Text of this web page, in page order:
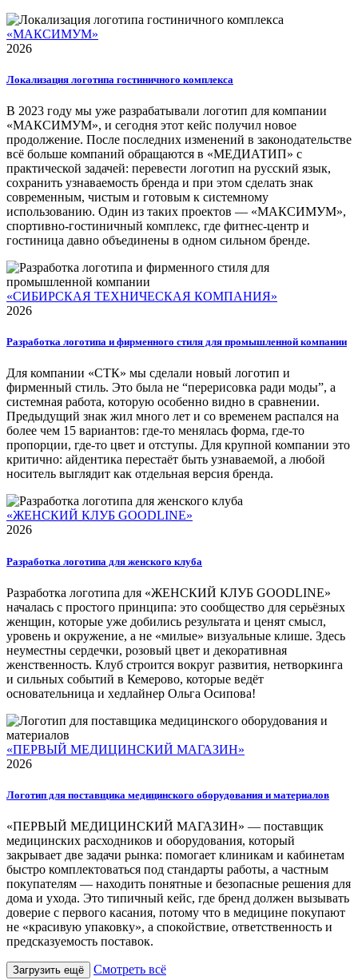
«МАКСИМУМ»
2026
Локализация логотипа гостиничного комплекса
В 2023 году мы уже разрабатывали логотип для компании
«МАКСИМУМ», и сегодня этот кейс получил новое
продолжение. После последних изменений в законодательстве
всё больше компаний обращаются в «МЕДИАТИП» с
практической задачей: перевести логотип на русский язык,
сохранить узнаваемость бренда и при этом сделать знак
современным, чистым и готовым к системному
использованию. Один из таких проектов — «МАКСИМУМ»,
спортивно-гостиничный комплекс, где фитнес-центр и
гостиница давно объединены в одном сильном бренде.
«СИБИРСКАЯ ТЕХНИЧЕСКАЯ КОМПАНИЯ»
2026
Разработка логотипа и фирменного стиля для промышленной компании
Для компании «СТК» мы сделали новый логотип и
фирменный стиль. Это была не “перерисовка ради моды”, а
системная работа, которую особенно видно в сравнении.
Предыдущий знак жил много лет и со временем распался на
более чем 15 вариантов: где-то менялась форма, где-то
пропорции, где-то цвет и отступы. Для крупной компании это
критично: айдентика перестаёт быть узнаваемой, а любой
носитель выглядит как отдельная версия бренда.
«ЖЕНСКИЙ КЛУБ GOODLINE»
2026
Разработка логотипа для женского клуба
Разработка логотипа для «ЖЕНСКИЙ КЛУБ GOODLINE»
началась с простого принципа: это сообщество для серьёзных
женщин, которые уже добились результата и ценят смысл,
уровень и окружение, а не «милые» визуальные клише. Здесь
неуместны сердечки, розовый цвет и декоративная
женственность. Клуб строится вокруг развития, нетворкинга
и сильных событий в Кемерово, которые ведёт
основательница и хедлайнер Ольга Осипова!
«ПЕРВЫЙ МЕДИЦИНСКИЙ МАГАЗИН»
2026
Логотип для поставщика медицинского оборудования и материалов
«ПЕРВЫЙ МЕДИЦИНСКИЙ МАГАЗИН» — поставщик
медицинских расходников и оборудования, который
закрывает две задачи рынка: помогает клиникам и кабинетам
быстро комплектоваться под стандарты работы, а частным
покупателям — находить понятные и безопасные решения для
дома и ухода. Это типичный кейс, где бренд должен вызывать
доверие с первого касания, потому что в медицине покупают
не «красивую упаковку», а спокойствие, ответственность и
предсказуемость поставок.
Загрузить ещё Смотреть всё